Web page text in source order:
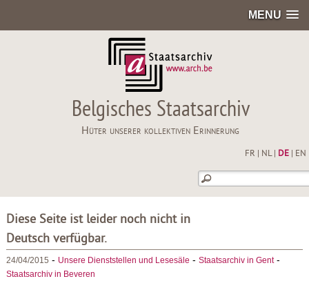
MENU
Belgisches Staatsarchiv
Hüter unserer kollektiven Erinnerung
FR NL| DE| EN
Diese Seite ist leider noch nicht in
Deutsch verfügbar.
24/04/2015 - Unsere Dienststellen und Lesesäle - Staatsarchiv in Gent-
Staatsarchiv in Beveren